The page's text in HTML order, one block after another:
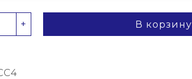
+ В корзину